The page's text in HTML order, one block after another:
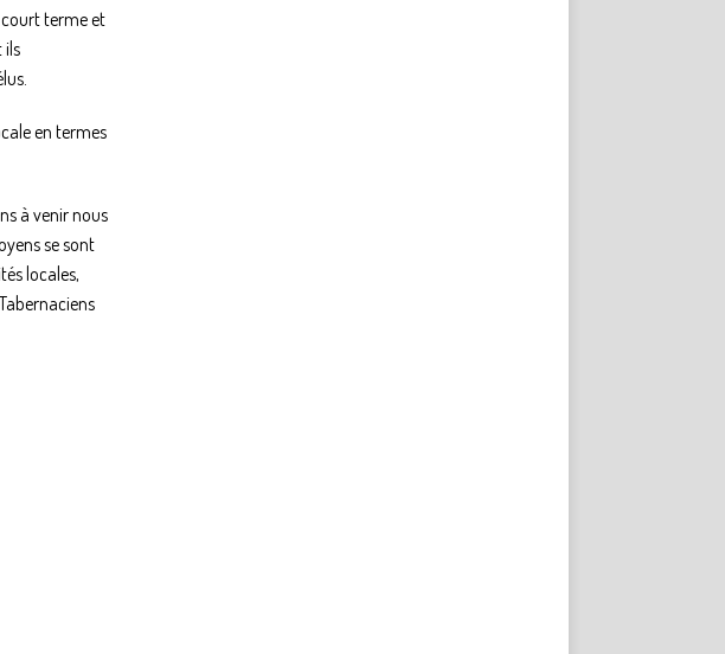
court terme et
ils
en termes
à venir nous
se sont
locales,